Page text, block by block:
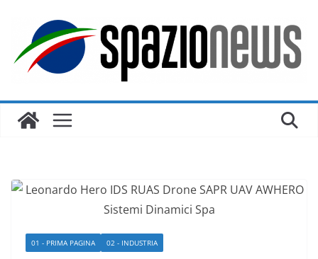
contenuto
01 - PRIMA PAGINA 02 - INDUSTRIA